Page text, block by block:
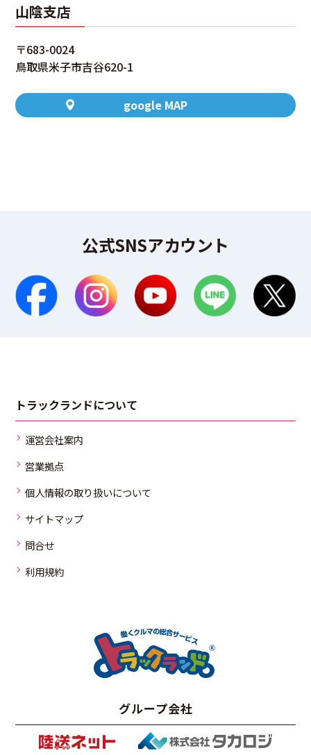
山陰支店
〒683-0024
鳥取県米子市吉谷620-1
google MAP
公式SNSアカウント
トラックランドについて
運営会社案内
営業拠点
個人情報の取り扱いについて
サイトマップ
問合せ
利用規約
グループ会社